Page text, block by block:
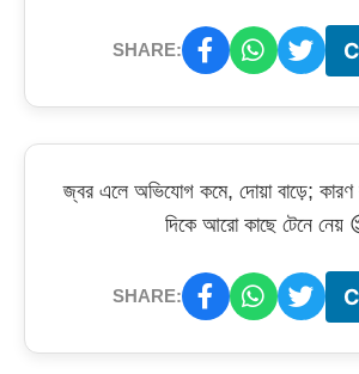
SHARE:
জ্বর এলে অভিযোগ কমে, দোয়া বাড়ে; কারণ
দিকে আরো কাছে টেনে নেয়
SHARE: